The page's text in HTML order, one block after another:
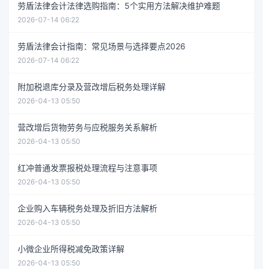
劳盾法律会计法律选购指南：5个实用方法解决维护难题
2026-07-14 06:22
劳盾法律会计指南：常见场景与选择要点2026
2026-07-14 06:22
附加税退库分录及营改增后税务处理详解
2026-04-13 05:50
营改增后货物劳务与应税服务关系解析
2026-04-13 05:50
红冲普通发票报税处理流程与注意事项
2026-04-13 05:50
企业购入车辆税务处理及折旧方法解析
2026-04-13 05:50
小微企业所得税减免政策详解
2026-04-13 05:50